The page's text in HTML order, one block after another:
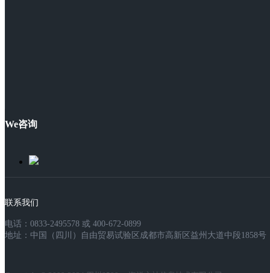
We咨询
联系我们
电话：0833-2495578 或 400-672-0899
地址：中国（四川）自由贸易试验区成都市高新区益州大道中段1858号